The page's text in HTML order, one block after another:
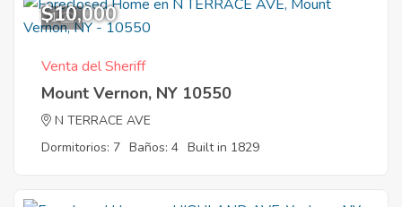
1
$10,000
Venta del Sheriff
Mount Vernon, NY 10550
N TERRACE AVE
Dormitorios: 7 Baños: 4 Built in 1829